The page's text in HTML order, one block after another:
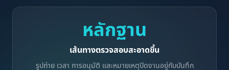
หลักฐาน
เส้นทางตรวจสอบสะอาดขึ้น
รูปถ่าย เวลา การอนุมัติ และหมายเหตุปิดงานอยู่กับบันทึก